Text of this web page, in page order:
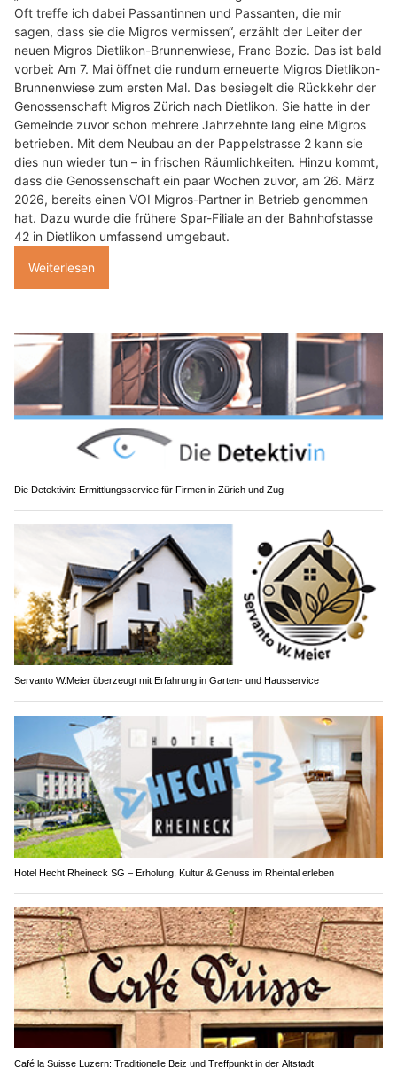
Oft treffe ich dabei Passantinnen und Passanten, die mir
sagen, dass sie die Migros vermissen“, erzählt der Leiter der
neuen Migros Dietlikon-Brunnenwiese, Franc Bozic. Das ist bald
vorbei: Am 7. Mai öffnet die rundum erneuerte Migros Dietlikon-
Brunnenwiese zum ersten Mal. Das besiegelt die Rückkehr der
Genossenschaft Migros Zürich nach Dietlikon. Sie hatte in der
Gemeinde zuvor schon mehrere Jahrzehnte lang eine Migros
betrieben. Mit dem Neubau an der Pappelstrasse 2 kann sie
dies nun wieder tun – in frischen Räumlichkeiten. Hinzu kommt,
dass die Genossenschaft ein paar Wochen zuvor, am 26. März
2026, bereits einen VOI Migros-Partner in Betrieb genommen
hat. Dazu wurde die frühere Spar-Filiale an der Bahnhofstasse
42 in Dietlikon umfassend umgebaut.
Weiterlesen
Die Detektivin: Ermittlungsservice für Firmen in Zürich und Zug
Servanto W.Meier überzeugt mit Erfahrung in Garten- und Hausservice
Hotel Hecht Rheineck SG – Erholung, Kultur & Genuss im Rheintal erleben
Café la Suisse Luzern: Traditionelle Beiz und Treffpunkt in der Altstadt